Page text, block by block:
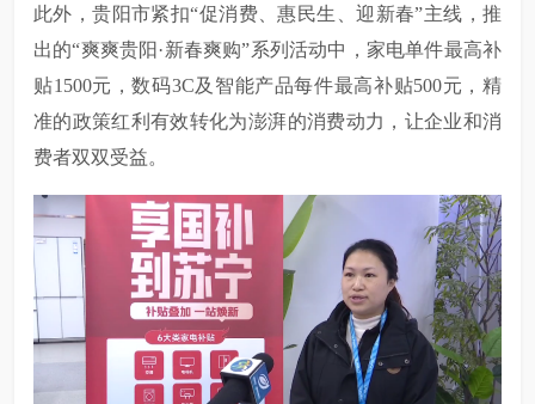
此外，贵阳市紧扣“促消费、惠民生、迎新春”主线，推
出的“爽爽贵阳·新春爽购”系列活动中，家电单件最高补
贴1500元，数码3C及智能产品每件最高补贴500元，精
准的政策红利有效转化为澎湃的消费动力，让企业和消
费者双双受益。